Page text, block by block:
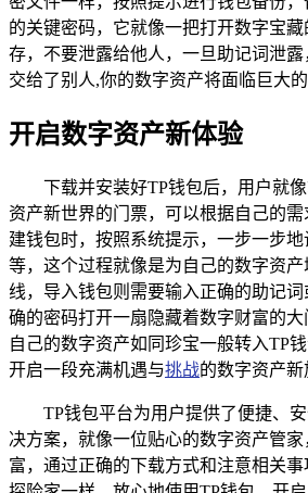
的关键密码，它就像一把打开数字宝
存，不要泄露给他人，一旦助记词泄
交给了别人,你的数字资产将面临巨大的
开启数字资产新体验
下载并安装好TP钱包后，用户就
资产新世界的门票，可以根据自己的
建钱包时，按照系统提示，一步一步
等，这个过程就像是为自己的数字资
线，导入钱包则需要输入正确的助记
确的密码打开一扇隐藏着数字财富的
自己的数字资产如同珍宝一般转入TP
开启一段充满机遇与挑战的数字资产新
TP钱包平台为用户提供了便捷、
决方案，就像一位贴心的数字资产管
富，通过正确的下载方式和注意相关